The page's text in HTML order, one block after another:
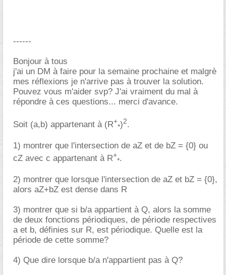
------
Bonjour à tous
j'ai un DM à faire pour la semaine prochaine et malgrè
mes réflexions je n'arrive pas à trouver la solution.
Pouvez vous m'aider svp? J'ai vraiment du mal à
répondre à ces questions... merci d'avance.
Soit (a,b) appartenant à (R+
*)2.
1) montrer que l'intersection de aZ et de bZ = {0} ou
cZ avec c appartenant à R+
*.
2) montrer que lorsque l'intersection de aZ et bZ = {0},
alors aZ+bZ est dense dans R
3) montrer que si b/a appartient à Q, alors la somme
de deux fonctions périodiques, de période respectives
a et b, définies sur R, est périodique. Quelle est la
période de cette somme?
4) Que dire lorsque b/a n'appartient pas à Q?